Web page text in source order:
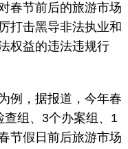
春节前后的旅游市场
打击黑导非法执业和
权益的违法违规行
，据报道，今年春
组、3个办案组、1
节假日前后旅游市场